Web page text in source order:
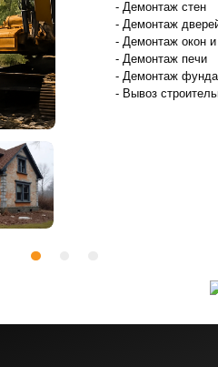
- Демонтаж стен
- Демонтаж
- Демонтаж окон
- Демонтаж печи
- Демонтаж
- Вывоз